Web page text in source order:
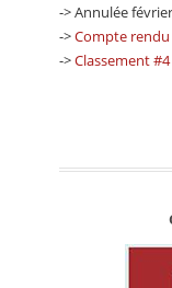
-> Annulée
->Compte rendu
->Classement